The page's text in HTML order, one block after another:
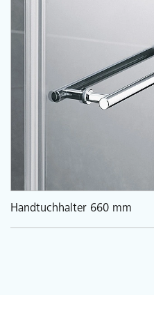
Handtuchhalter 660 mm